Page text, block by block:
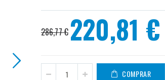
286,77 €
Precio
especial
220,81 €
COMPRAR